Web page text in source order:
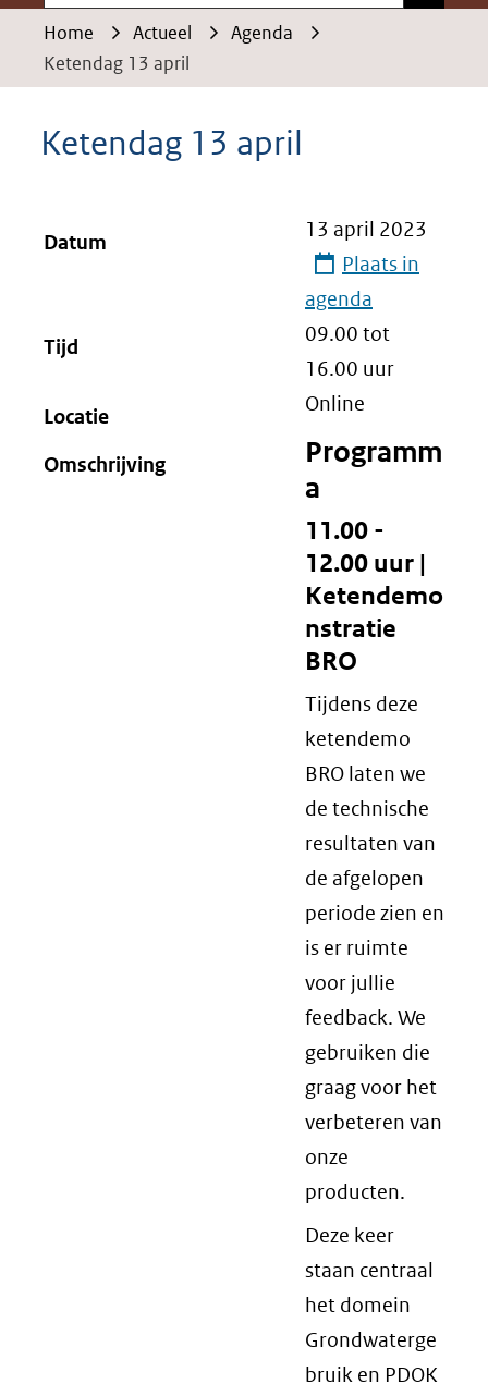
Home Actueel
Agenda
Ketendag 13 april
Ketendag 13 april
Datum
13 april 2023
Plaats in
agenda
Tijd
09.00 tot
16.00 uur
Locatie
Online
Omschrijving
Programm
a
11.00 -
12.00 uur |
Ketendemo
nstratie
BRO
Tijdens deze
ketendemo
BRO laten we
de technische
resultaten van
de afgelopen
periode zien en
is er ruimte
voor jullie
feedback. We
gebruiken die
graag voor het
verbeteren van
onze
producten.
Deze keer
staan centraal
het domein
Grondwaterge
bruik en PDOK